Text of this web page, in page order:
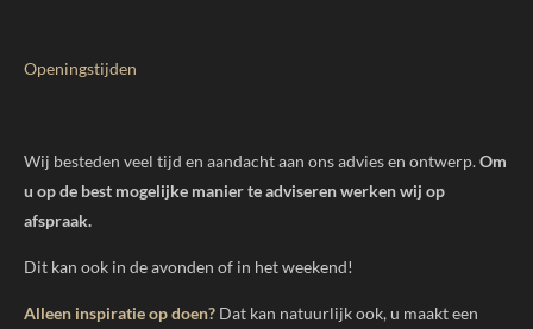
Openingstijden
Wij besteden veel tijd en aandacht aan ons advies en ontwerp.Om
u op de best mogelijke manier te adviseren werken wij op
afspraak.
Dit kan ook in de avonden of in het weekend!
Alleen inspiratie op doen? Dat kan natuurlijk ook, u maakt een